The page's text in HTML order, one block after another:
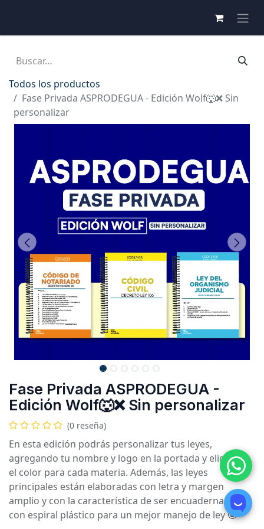
Todos los productos
Fase Privada ASPRODEGUA - Edición Wolf🐺❌ Sin
personalizar
Fase Privada ASPRODEGUA -
Edición Wolf🐺❌ Sin personalizar
(0 reseña)
En esta edición podrás personalizar tus leyes,
agregando tu nombre y logo en la portada y eligiendo
el color para cada materia. Además, las leyes
principales están elaboradas con letra y margen
amplio y con la característica de ser encuadernadas
con espiral plástico para un mejor manejo de ley 🤩